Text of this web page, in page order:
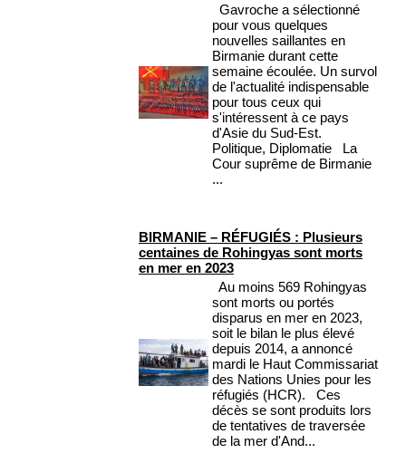
Gavroche a sélectionné
pour vous quelques
nouvelles saillantes en
Birmanie durant cette
semaine écoulée. Un survol
de l'actualité indispensable
pour tous ceux qui
s'intéressent à ce pays
d'Asie du Sud-Est.
Politique, Diplomatie La
Cour suprême de Birmanie
...
BIRMANIE – RÉFUGIÉS : Plusieurs
centaines de Rohingyas sont morts
en mer en 2023
Au moins 569 Rohingyas
sont morts ou portés
disparus en mer en 2023,
soit le bilan le plus élevé
depuis 2014, a annoncé
mardi le Haut Commissariat
des Nations Unies pour les
réfugiés (HCR). Ces
décès se sont produits lors
de tentatives de traversée
de la mer d'And...